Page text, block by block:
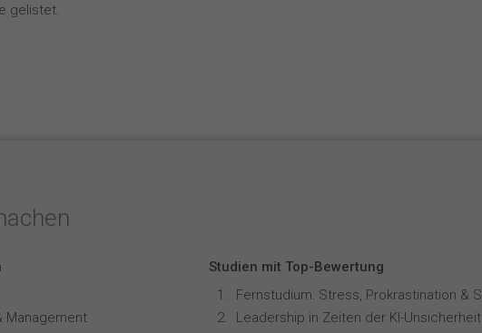
gelistet.
Management
Studien mit Top-Bewertung
Leadership in Zeiten der KI-Unsicherheit